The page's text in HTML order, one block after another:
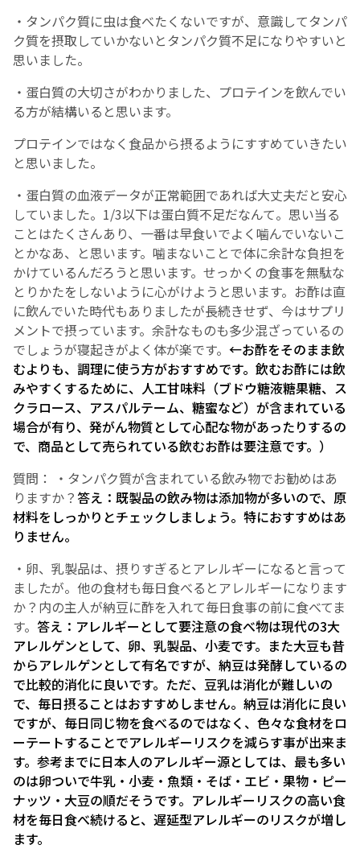
・タンパク質に虫は食べたくないですが、意識してタンパ
ク質を摂取していかないとタンパク質不足になりやすいと
思いました。
・蛋白質の大切さがわかりました、プロテインを飲んでい
る方が結構いると思います。
プロテインではなく食品から摂るようにすすめていきたい
と思いました。
・蛋白質の血液データが正常範囲であれば大丈夫だと安心
していました。1/3以下は蛋白質不足だなんて。思い当る
ことはたくさんあり、一番は早食いでよく噛んでいないこ
とかなあ、と思います。噛まないことで体に余計な負担を
かけているんだろうと思います。せっかくの食事を無駄な
とりかたをしないように心がけようと思います。お酢は直
に飲んでいた時代もありましたが長続きせず、今はサプリ
メントで摂っています。余計なものも多少混ざっているの
でしょうが寝起きがよく体が楽です。 ←お酢をそのまま飲
むよりも、調理に使う方がおすすめです。飲むお酢には飲
みやすくするために、人工甘味料（ブドウ糖液糖果糖、ス
クラロース、アスパルテーム、糖蜜など）が含まれている
場合が有り、発がん物質として心配な物があったりするの
で、商品として売られている飲むお酢は要注意です。）
質問： ・タンパク質が含まれている飲み物でお勧めはあ
りますか？ 答え：既製品の飲み物は添加物が多いので、原
材料をしっかりとチェックしましょう。特におすすめはあ
りません。
・卵、乳製品は、摂りすぎるとアレルギーになると言って
ましたが。他の食材も毎日食べるとアレルギーになります
か？内の主人が納豆に酢を入れて毎日食事の前に食べてま
す。 答え：アレルギーとして要注意の食べ物は現代の3大
アレルゲンとして、卵、乳製品、小麦です。また大豆も昔
からアレルゲンとして有名ですが、納豆は発酵しているの
で比較的消化に良いです。ただ、豆乳は消化が難しいの
で、毎日摂ることはおすすめしません。納豆は消化に良い
ですが、毎日同じ物を食べるのではなく、色々な食材をロ
ーテートすることでアレルギーリスクを減らす事が出来ま
す。参考までに日本人のアレルギー源としては、最も多い
のは卵ついで牛乳・小麦・魚類・そば・エビ・果物・ピー
ナッツ・大豆の順だそうです。アレルギーリスクの高い食
材を毎日食べ続けると、遅延型アレルギーのリスクが増し
ます。